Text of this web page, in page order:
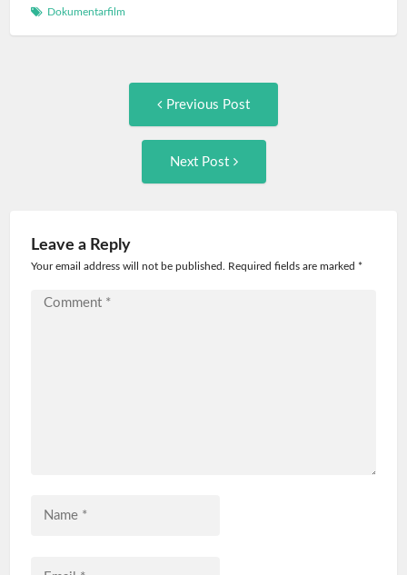
Dokumentarfilm
navigation
Previous Post
Next Post
Leave a Reply
Your email address will not be published. Required fields are marked *
Comment